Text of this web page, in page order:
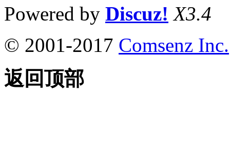
Powered by Discuz! X3.4
© 2001-2017 Comsenz Inc.
返回顶部